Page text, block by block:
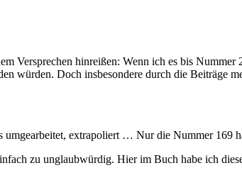
Versprechen hinreißen: Wenn ich es bis
würden. Doch insbesondere durch die Beiträge
extrapoliert … Nur die Nummer 169
zu unglaubwürdig. Hier im Buch habe ich